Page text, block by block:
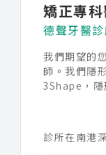
矯正專
德聲牙醫
我們期望的
師。我們隱
3Shape，隱
診所在南港